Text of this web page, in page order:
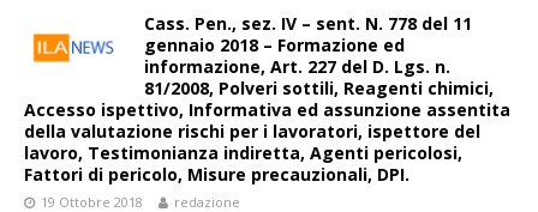
Cass. Pen., sez. IV – sent. N. 778 del 11
gennaio 2018 – Formazione ed
informazione, Art. 227 del D. Lgs. n.
81/2008, Polveri sottili, Reagenti chimici,
Accesso ispettivo, Informativa ed assunzione assentita
della valutazione rischi per i lavoratori, ispettore del
lavoro, Testimonianza indiretta, Agenti pericolosi,
Fattori di pericolo, Misure precauzionali, DPI.
19 Ottobre 2018 redazione